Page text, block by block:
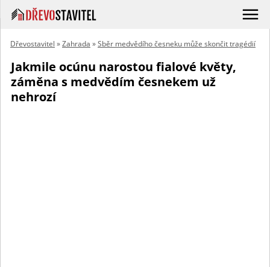
Dřevostavitel »Zahrada »Sběr medvědího česneku může skončit tragédií
Jakmile ocúnu narostou fialové květy,
záměna s medvědím česnekem už
nehrozí